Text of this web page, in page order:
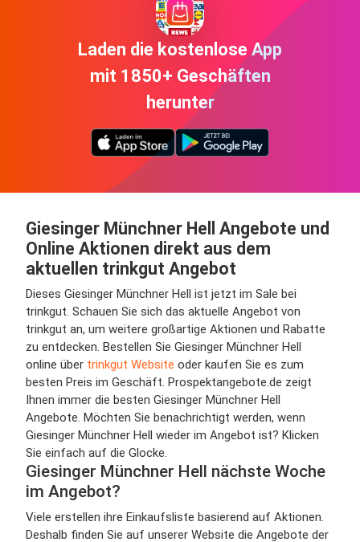
Laden die kostenlose App
mit 1850+ Geschäften
herunter
Giesinger Münchner Hell Angebote und
Online Aktionen direkt aus dem
aktuellen trinkgut Angebot
Dieses Giesinger Münchner Hell ist jetzt im Sale bei
trinkgut. Schauen Sie sich das aktuelle Angebot von
trinkgut an, um weitere großartige Aktionen und Rabatte
zu entdecken. Bestellen Sie Giesinger Münchner Hell
online über trinkgut Website oder kaufen Sie es zum
besten Preis im Geschäft. Prospektangebote.de zeigt
Ihnen immer die besten Giesinger Münchner Hell
Angebote. Möchten Sie benachrichtigt werden, wenn
Giesinger Münchner Hell wieder im Angebot ist? Klicken
Sie einfach auf die Glocke.
Giesinger Münchner Hell nächste Woche
im Angebot?
Viele erstellen ihre Einkaufsliste basierend auf Aktionen.
Deshalb finden Sie auf unserer Website die Angebote der